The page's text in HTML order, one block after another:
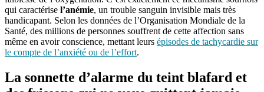
qui caractérise l’anémie, un trouble sanguin invisible mais très
handicapant. Selon les données de l’Organisation Mondiale de la
Santé, des millions de personnes souffrent de cette affection sans
même en avoir conscience, mettant leurs épisodes de tachycardie sur
le compte de l’anxiété ou de l’effort.
La sonnette d’alarme du teint blafard et